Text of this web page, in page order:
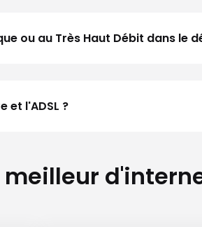
ou au Très Haut Débit dans le
et l'ADSL ?
meilleur